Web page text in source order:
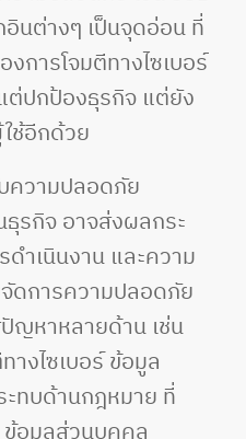
นต่างๆ เป็นจุดอ่อน ที่
งการโจมตีทางไซเบอร์
ต่ปกป้องธุรกิจ แต่ยัง
ช้อีกด้วย
ความปลอดภัย
ธุรกิจ อาจส่งผลกระ
ำเนินงาน และความ
ดการความปลอดภัย
ญหาหลายด้าน เช่น
างไซเบอร์ ข้อมูล
ทบด้านกฎหมาย ที่
ข้อมูลส่วนบุคคล